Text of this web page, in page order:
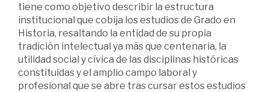
tiene como objetivo describir la estructura
institucional que cobija los estudios de Grado en
Historia, resaltando la entidad de su propia
tradición intelectual ya más que centenaria, la
utilidad social y cívica de las disciplinas históricas
constituidas y el amplio campo laboral y
profesional que se abre tras cursar estos estudios